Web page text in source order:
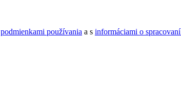
podmienkami používania a s informáciami o